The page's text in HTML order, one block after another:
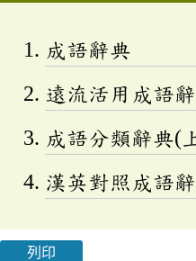
成語辭典
遠流活用成語
成語分類辭典(
漢英對照成語
列印